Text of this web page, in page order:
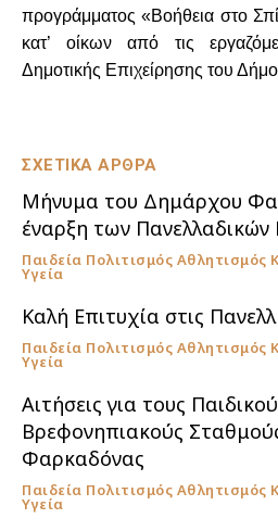
ΣΧΕΤΙΚΑ ΑΡΘΡΑ
Μήνυμα του Δημάρχου
έναρξη των Πανελλαδικών
Παιδεία Πολιτισμός Αθλητισμός
Υγεία
Καλή Επιτυχία στις
Παιδεία Πολιτισμός Αθλητισμός
Υγεία
Αιτήσεις για τους
Βρεφονηπιακούς
Φαρκαδόνας
Παιδεία Πολιτισμός Αθλητισμός
Υγεία
προγράμματος «Βοήθεια στο
κατ’ οίκων από τις
Δημοτικής Επιχείρησης του